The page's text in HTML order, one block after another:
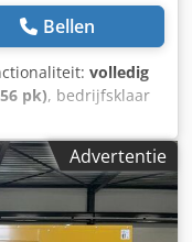
Bellen
volledig
pk), bedrijfsklaar
0330DJGGE00237,
staat.
Advertentie